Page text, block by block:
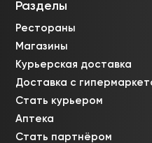
Разделы
Рестораны
Магазины
Курьерская доставка
Доставка с
Стать курьером
Аптека
Стать партнёром